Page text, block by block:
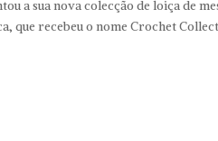
a sua nova colecção de loiça de
que recebeu o nome Crochet